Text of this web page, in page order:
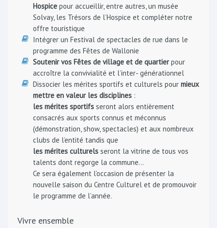
Hospice pour accueillir, entre autres, un musée
Solvay, les Trésors de l’Hospice et compléter notre
offre touristique
Intégrer un Festival de spectacles de rue dans le
programme des Fêtes de Wallonie
Soutenir vos Fêtes de village et de quartierpour
accroître la convivialité et l’inter- générationnel
Dissocier les mérites sportifs et culturels pourmieux
mettre en valeur les disciplines :
les mérites sportifs seront alors entièrement
consacrés aux sports connus et méconnus
(démonstration, show, spectacles) et aux nombreux
clubs de l’entité tandis que
les mérites culturels seront la vitrine de tous vos
talents dont regorge la commune…
Ce sera également l’occasion de présenter la
nouvelle saison du Centre Culturel et de promouvoir
le programme de l’année.
Vivre ensemble